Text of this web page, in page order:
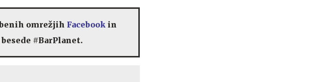
omrežjih Facebook in
#BarPlanet.